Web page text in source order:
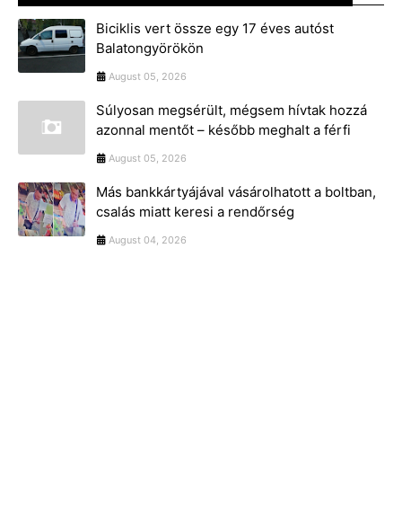
Biciklis vert össze egy 17 éves autóst
Balatongyörökön
August 05, 2026
Súlyosan megsérült, mégsem hívtak hozzá
azonnal mentőt – később meghalt a férfi
August 05, 2026
Más bankkártyájával vásárolhatott a boltban,
csalás miatt keresi a rendőrség
August 04, 2026